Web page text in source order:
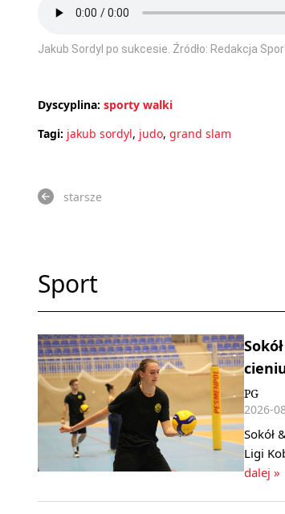
Jakub Sordyl po sukcesie. Źródło: Redakcja
Dyscyplina: sporty walki
Tagi: jakub sordyl, judo, grand slam
starsze
Sport
PG
2026-
Sokół
Ligi
dalej »